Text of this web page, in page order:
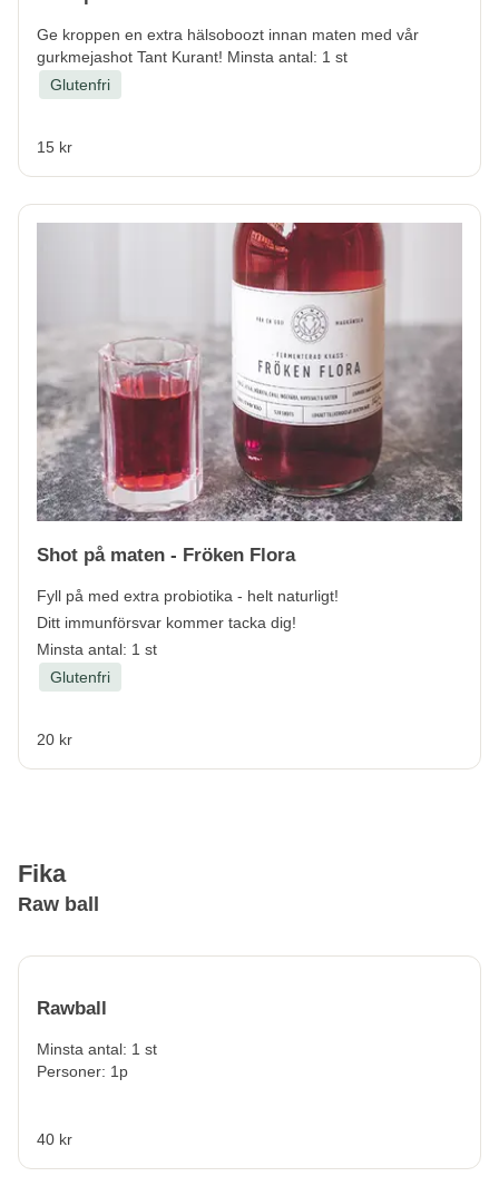
Ge kroppen en extra hälsoboozt innan maten med vår
gurkmejashot Tant Kurant! Minsta antal: 1 st
Glutenfri
15 kr
Shot på maten - Fröken Flora
Fyll på med extra probiotika - helt naturligt!
Ditt immunförsvar kommer tacka dig!
Minsta antal: 1 st
Glutenfri
20 kr
Fika
Raw ball
Rawball
Minsta antal: 1 st
Personer: 1p
40 kr